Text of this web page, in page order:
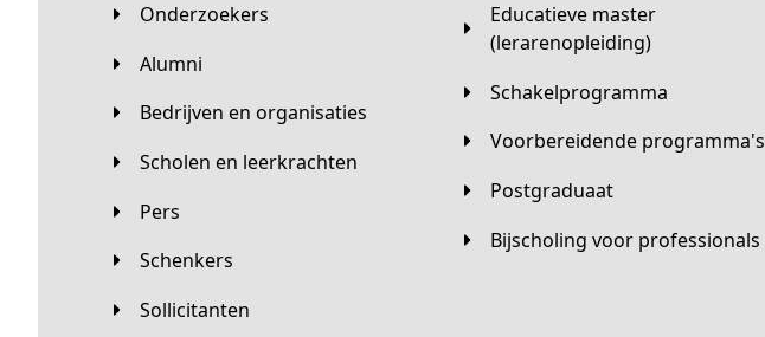
Onderzoekers
Alumni
Bedrijven en organisaties
Scholen en leerkrachten
Pers
Schenkers
Sollicitanten
Educatieve master
(lerarenopleiding)
Schakelprogramma
Voorbereidende programma's
Postgraduaat
Bijscholing voor professionals